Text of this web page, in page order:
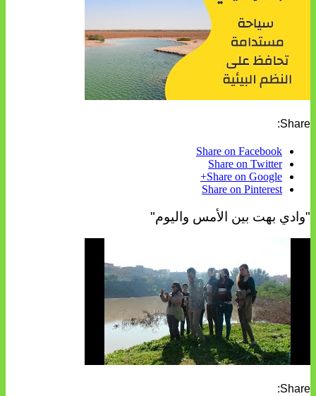
Share:
Share on Facebook
Share on Twitter
Share on Google+
Share on Pinterest
"وادي بهت بين الأمس واليوم"
Share: